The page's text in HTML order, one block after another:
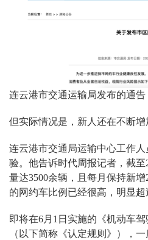
连云港市交通运输局发布的通告
但实际情况是，新人还在不断增
连云港市交通局运输中心工作
验。他告诉时代周报记者，截至
量达3500余辆，且每月保持新
的网约车比例已经很高，明显
即将在6月1日实施的《机动车驾
（以下简称《认定规则》），